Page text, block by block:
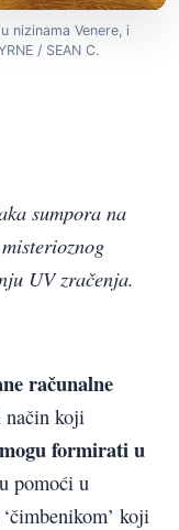
nizinama Venere, i
/ SEAN C.
sumpora na
UV zračenja.
računalne
koji
formirati u
pomoći u
koji